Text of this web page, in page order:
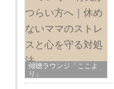
傾聴ラウンジ「ここよ
り」